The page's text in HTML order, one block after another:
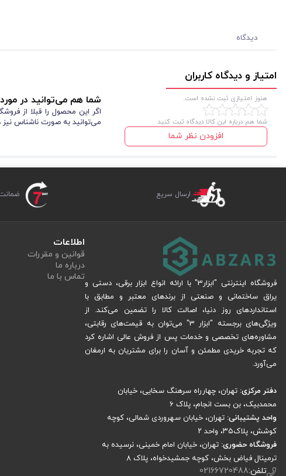
دیدگاه
امتیاز و دیدگاه کاربران
هنوز امتیازی ثبت نشده است.
شما هم درباره این کالا دیدگاه ثبت کنید
افزودن نظر شما
شما هم می‌توانید در
اگر این محصول را قبلا از
می‌توانید به صورت ناشناس نیز
ارسال سریع ضمانت 7 روز
فروشگاه اینترنتی "ابزار3" با ارائه انواع ابزار برقی، دستی و
یراق ساختمانی و صنعتی از برندهای معتبر و مطابق با
استانداردهای روز دنیا، اصالت کالا را تضمین می‌کند. از
ویژگی‌های برجسته "ابزار 3" می‌توان به قیمت‌های رقابتی،
مشاوره‌های تخصصی و خدمات پس از فروش عالی اشاره کرد
که تجربه خریدی مطمئن و آسان را برای مشتریان به ارمغان
می‌آورد.
دفتر مرکزی: تهران، چهارراه سرهنگ سخایی، خیابان
محمدبیک، بن بست انجام، پلاک 6
واحد پشتیبانی: تهران، خیابان سهروردی شمالی، کوچه
کوشش، پلاک۳۵، واحد ۲
فروشگاه حضوری: تهران، خیابان امام خمینی، نرسیده به
ترمینال فیاض بخش، کوچه جمشیدخواه، پلاک ۸
تلفن:02166720488
اطلاعات
قوانین و مقررات
درباره ما
تماس با ما